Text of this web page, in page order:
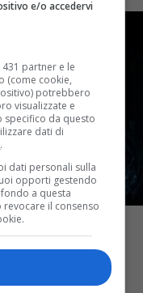
e/o accedervi
partner e le
(come cookie,
potrebbero
visualizzate e
specifico da questo
dati di
.
dati personali sulla
opporti gestendo
a questa
il consenso